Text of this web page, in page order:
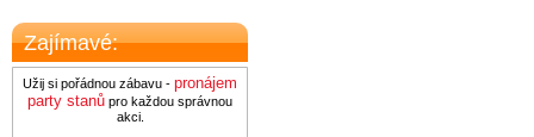
Zajímavé:
Užij si pořádnou zábavu - pronájem
party stanů pro každou správnou
akci.